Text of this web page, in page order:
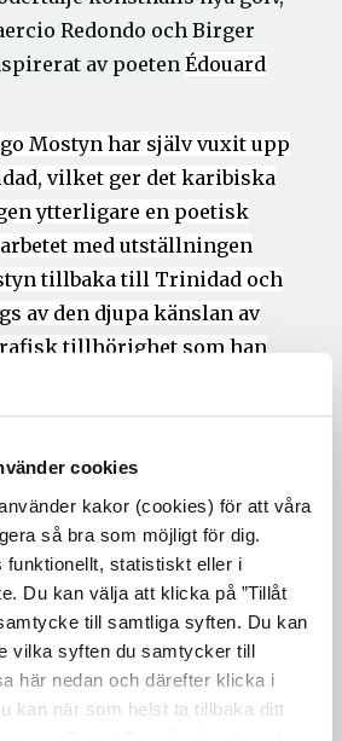
cookies
kakor (cookies) för att våra
så bra som möjligt för dig.
funktionellt, statistiskt eller i
Du kan välja att klicka på ”Tillåt
till samtliga syften. Du kan
vilka syften du samtycker till
här nedan och därefter klicka i
kan när som helst ta tillbaka ditt
Redondo och Birger
av poeten Édouard
Mostyn har själv vuxit upp
vilket ger det karibiska
ytterligare en poetisk
med utställningen
tillbaka till Trinidad och
av den djupa känslan av
tillhörighet som han
resor – en känsla som
ljudinstallationen i
konstnärliga arbete
skådespelaren Richard
artisten Eek-a-Mouse och
Strandmark, barn till
legendarisk svensk
omkom i en flygolycka i
annan känd
som är närvarande i form av